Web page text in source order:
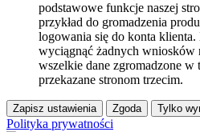
podstawowe funkcje naszej
przykład do gromadzenia
logowania się do konta klienta.
wyciągnąć żadnych wniosków
wszelkie dane zgromadzone w
przekazane stronom trzecim.
Zapisz ustawienia Zgoda Tylko
Polityka prywatności